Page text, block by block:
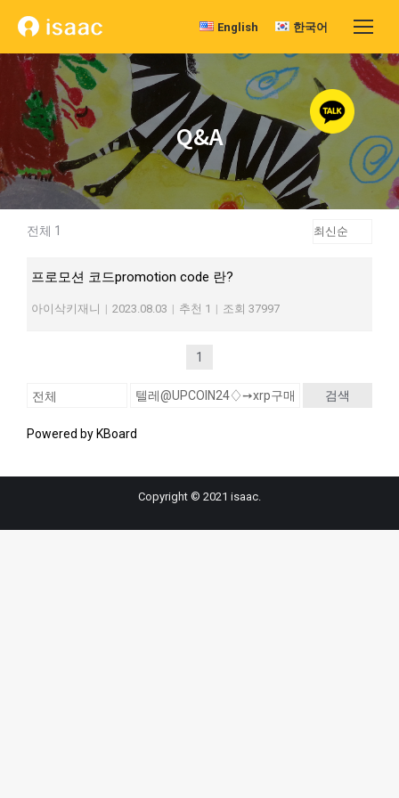
English 한국어
Q&A
전체 1
프로모션 코드promotion code 란?
아이삭키재니 | 2023.08.03 | 추천 1 | 조회 37997
1
검색
Powered by KBoard
Copyright © 2021 isaac.